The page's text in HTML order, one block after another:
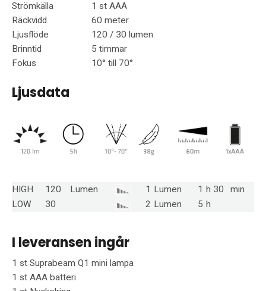
Strömkälla
1 st AAA
Räckvidd
60 meter
Ljusflöde
120 / 30 lumen
Brinntid
5 timmar
Fokus
10° till 70°
Ljusdata
HIGH 120 Lumen 1 Lumen 1 h 30
min
LOW
30 2 Lumen 5 h
I leveransen ingår
1 st Suprabeam Q1 mini lampa
1 st AAA batteri